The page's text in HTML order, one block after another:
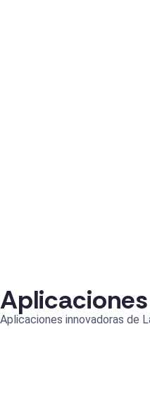
Aplicaciones
Aplicaciones innovadoras de